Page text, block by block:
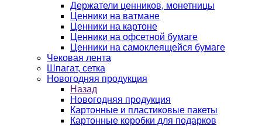
Держатели ценников, монетницы
Ценники на ватмане
Ценники на картоне
Ценники на офсетной бумаге
Ценники на самоклеящейся бумаге
Чековая лента
Шпагат, сетка
Новогодняя продукция
Назад
Новогодняя продукция
Картонные и пластиковые пакеты
Картонные коробки для подарков